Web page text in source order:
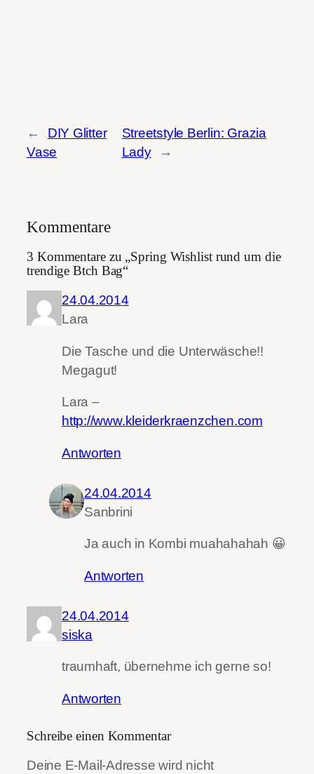
←
DIY Glitter
Vase
Streetstyle Berlin: Grazia
Lady
→
Kommentare
3 Kommentare zu „Spring Wishlist rund um die
trendige Btch Bag“
24.04.2014
Lara
Die Tasche und die Unterwäsche!!
Megagut!
Lara –
http://www.kleiderkraenzchen.com
Antworten
24.04.2014
Sanbrini
Ja auch in Kombi muahahahah 😀
Antworten
24.04.2014
siska
traumhaft, übernehme ich gerne so!
Antworten
Schreibe einen Kommentar
Deine E-Mail-Adresse wird nicht